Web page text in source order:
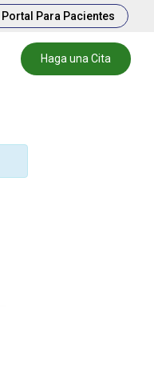
Portal Para Pacientes
Haga una Cita